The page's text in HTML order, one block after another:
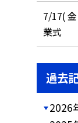
7/17( 金
業式
過去
2026